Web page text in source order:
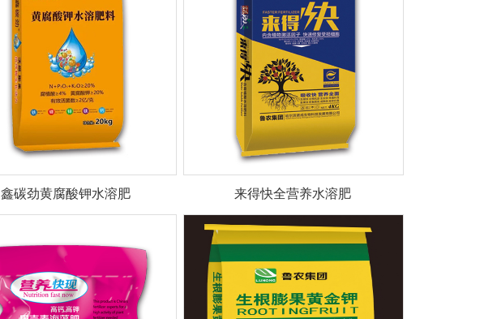
鑫碳劲黄腐酸钾水溶肥 来得快全营养水溶肥